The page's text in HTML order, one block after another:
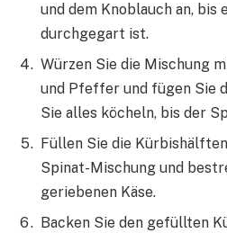
und dem Knoblauch an, bis
durchgegart ist.
Würzen Sie die Mischung
und Pfeffer und fügen Sie
Sie alles köcheln, bis der
Füllen Sie die
Spinat-Mischung und
geriebenen Käse.
Backen Sie den gefüllten